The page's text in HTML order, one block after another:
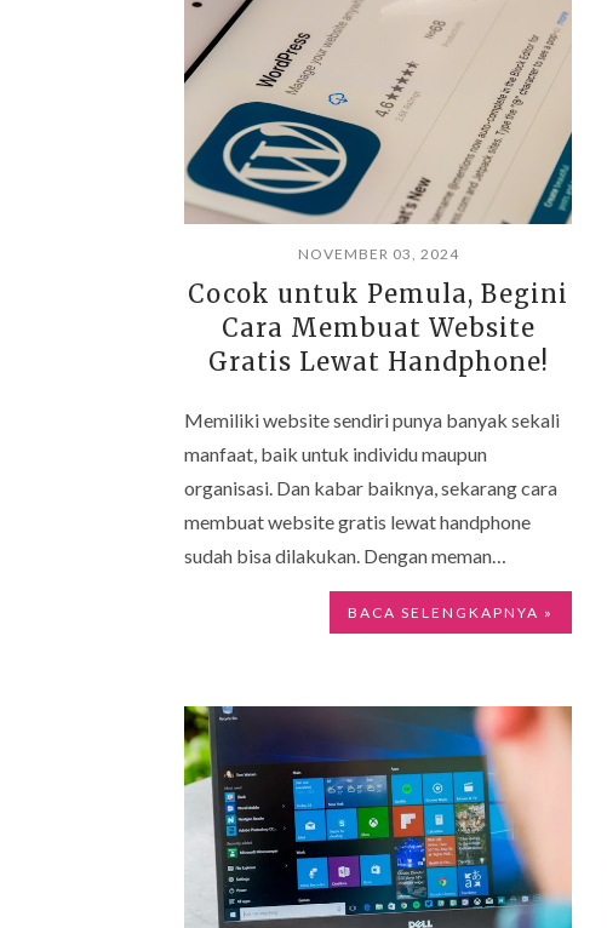
NOVEMBER 03, 2024
Cocok untuk Pemula, Begini
Cara Membuat Website
Gratis Lewat Handphone!
Memiliki website sendiri punya banyak sekali
manfaat, baik untuk individu maupun
organisasi. Dan kabar baiknya, sekarang cara
membuat website gratis lewat handphone
sudah bisa dilakukan. Dengan meman…
BACA SELENGKAPNYA »